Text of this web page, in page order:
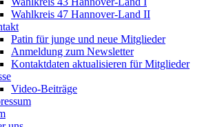
Wahlkreis 47 Hannover-Land II
Patin für junge und neue Mitglieder
Anmeldung zum Newsletter
Kontaktdaten aktualisieren für Mitglieder
Video-Beiträge